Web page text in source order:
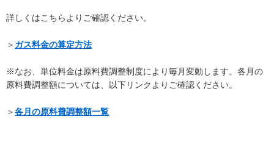
詳しくはこちらよりご確認ください。
＞ ガス料金の算定方法
※なお、単位料金は原料費調整制度により毎月変動します。各月の
原料費調整額については、以下リンクよりご確認ください。
＞各月の原料費調整額一覧